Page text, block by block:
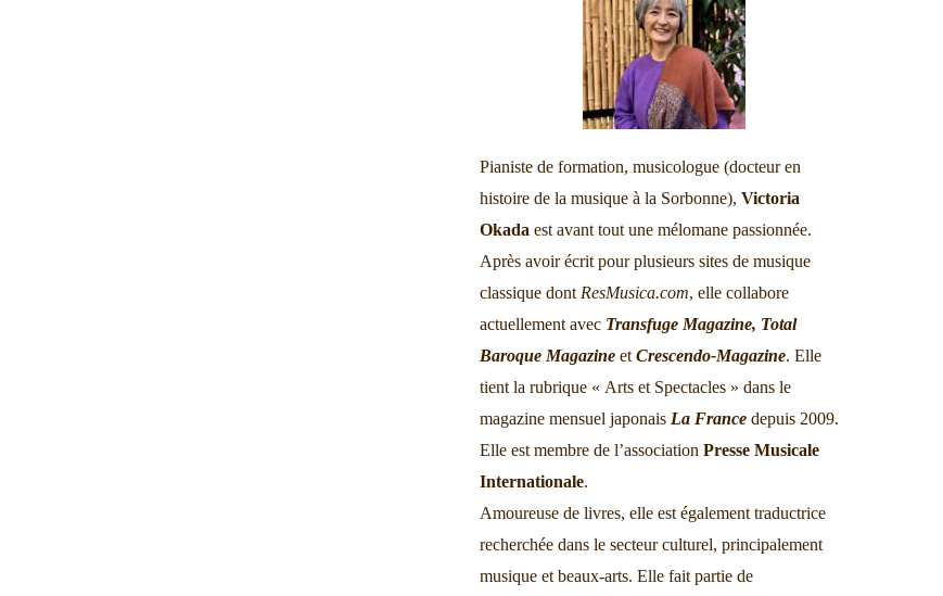
Pianiste de formation, musicologue (docteur en
histoire de la musique à la Sorbonne), Victoria
Okada est avant tout une mélomane passionnée.
Après avoir écrit pour plusieurs sites de musique
classique dont ResMusica.com, elle collabore
actuellement avec Transfuge Magazine, Total
Baroque Magazine et Crescendo-Magazine. Elle
tient la rubrique « Arts et Spectacles » dans le
magazine mensuel japonais La France depuis 2009.
Elle est membre de l’association Presse Musicale
Internationale.
Amoureuse de livres, elle est également traductrice
recherchée dans le secteur culturel, principalement
musique et beaux-arts. Elle fait partie de